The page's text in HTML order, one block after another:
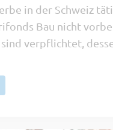
in der Schweiz
Bau nicht
verpflichtet,